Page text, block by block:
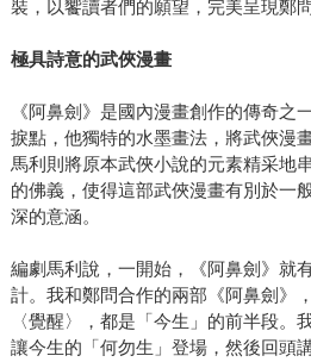
裝，以饗讀者們的願望，完美呈現鄭
極具詩意的武俠漫畫
《阿鼻劍》是國內漫畫創作的傳奇之
捩點，他獨特的水墨畫法，將武俠漫
馬利則將原本武俠小說的元素精采地
的佛義，使得這部武俠漫畫有別於一
深的意涵。
編劇馬利說，一開始，《阿鼻劍》就
計。我和鄭問合作的兩部《阿鼻劍》
〈覺醒〉，都是「今生」的前半段。
讓今生的「何勿生」登場，然後回頭